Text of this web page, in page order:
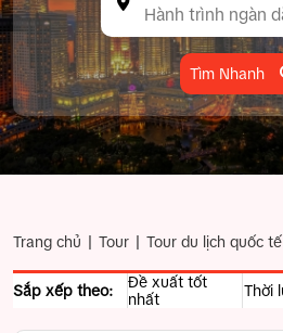
Tìm Nhanh
Trang chủ | Tour | Tour du lịch quốc tế
Sắp xếp theo:
Đề xuất tốt
nhất